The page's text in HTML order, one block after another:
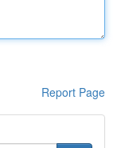
Report Page